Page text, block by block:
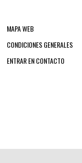
MAPA WEB
CONDICIONES GENERALES
ENTRAR EN CONTACTO